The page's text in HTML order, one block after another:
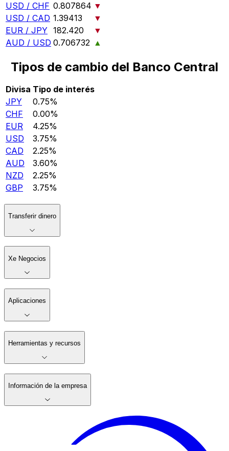
USD / CHF 0.807864 ▼
USD / CAD 1.39413
▼
EUR / JPY 182.420
▼
AUD / USD 0.706732 ▲
Tipos de cambio del Banco Central
Divisa Tipo de interés
JPY
0.75%
CHF
0.00%
EUR
4.25%
USD
3.75%
CAD
2.25%
AUD
3.60%
NZD
2.25%
GBP
3.75%
Transferir dinero
Xe Negocios
Aplicaciones
Herramientas y recursos
Información de la empresa